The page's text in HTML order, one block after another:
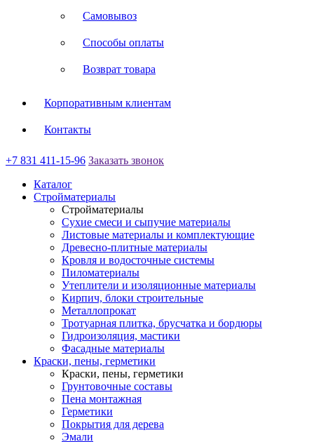
Самовывоз
Способы оплаты
Возврат товара
Корпоративным клиентам
Контакты
+7 831 411-15-96 Заказать звонок
Каталог
Стройматериалы
Стройматериалы
Сухие смеси и сыпучие материалы
Листовые материалы и комплектующие
Древесно-плитные материалы
Кровля и водосточные системы
Пиломатериалы
Утеплители и изоляционные материалы
Кирпич, блоки строительные
Металлопрокат
Тротуарная плитка, брусчатка и бордюры
Гидроизоляция, мастики
Фасадные материалы
Краски, пены, герметики
Краски, пены, герметики
Грунтовочные составы
Пена монтажная
Герметики
Покрытия для дерева
Эмали